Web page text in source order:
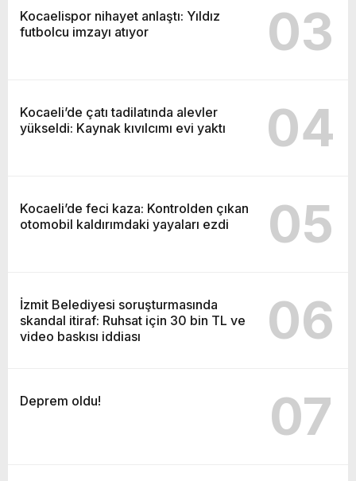
Kocaelispor nihayet anlaştı: Yıldız
futbolcu imzayı atıyor
03
Kocaeli’de çatı tadilatında alevler
yükseldi: Kaynak kıvılcımı evi yaktı
04
Kocaeli’de feci kaza: Kontrolden çıkan
otomobil kaldırımdaki yayaları ezdi
05
İzmit Belediyesi soruşturmasında
skandal itiraf: Ruhsat için 30 bin TL ve
video baskısı iddiası
06
Deprem oldu! 07